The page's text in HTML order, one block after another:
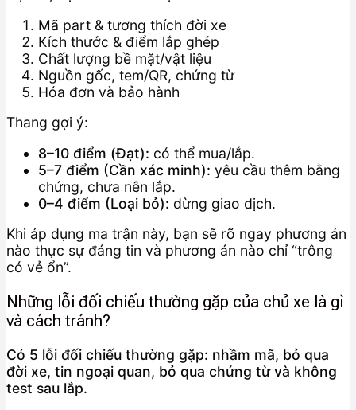
Mã part & tương thích đời xe
Kích thước & điểm lắp ghép
Chất lượng bề mặt/vật liệu
Nguồn gốc, tem/QR, chứng từ
Hóa đơn và bảo hành
Thang gợi ý:
8–10 điểm (Đạt): có thể mua/lắp.
5–7 điểm (Cần xác minh): yêu cầu thêm bằng
chứng, chưa nên lắp.
0–4 điểm (Loại bỏ): dừng giao dịch.
Khi áp dụng ma trận này, bạn sẽ rõ ngay phương án
nào thực sự đáng tin và phương án nào chỉ “trông
có vẻ ổn”.
Những lỗi đối chiếu thường gặp của chủ xe là gì
và cách tránh?
Có 5 lỗi đối chiếu thường gặp: nhầm mã, bỏ qua
đời xe, tin ngoại quan, bỏ qua chứng từ và không
test sau lắp.